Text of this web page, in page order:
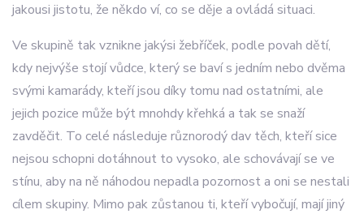
jakousi jistotu, že někdo ví, co se děje a ovládá situaci.
Ve skupině tak vznikne jakýsi žebříček, podle povah dětí,
kdy nejvýše stojí vůdce, který se baví s jedním nebo dvěma
svými kamarády, kteří jsou díky tomu nad ostatními, ale
jejich pozice může být mnohdy křehká a tak se snaží
zavděčit. To celé následuje různorodý dav těch, kteří sice
nejsou schopni dotáhnout to vysoko, ale schovávají se ve
stínu, aby na ně náhodou nepadla pozornost a oni se nestali
cílem skupiny. Mimo pak zůstanou ti, kteří vybočují, mají jiný